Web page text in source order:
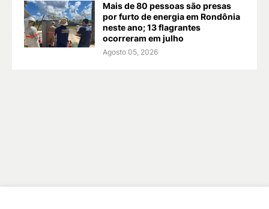
Mais de 80 pessoas são presas
por furto de energia em Rondônia
neste ano; 13 flagrantes
ocorreram em julho
Agosto 05, 2026